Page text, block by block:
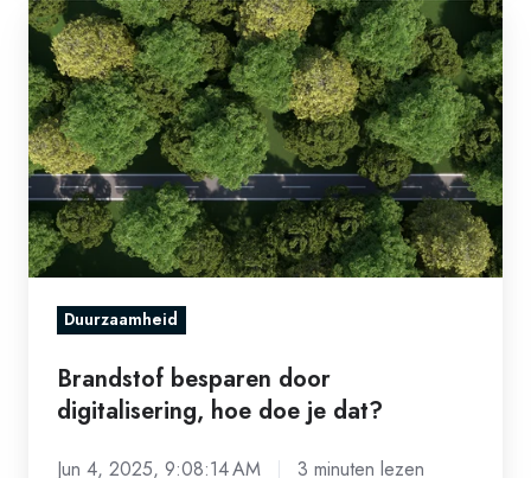
Brandstof
besparen
door
digitalisering,
hoe
doe
je
dat?
Duurzaamheid
Brandstof besparen door
digitalisering, hoe doe je dat?
Jun 4, 2025, 9:08:14 AM 3 minuten lezen